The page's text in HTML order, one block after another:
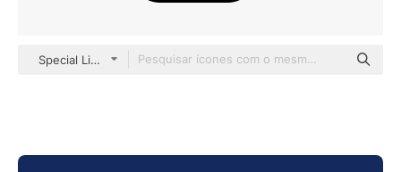
Special Lineal color